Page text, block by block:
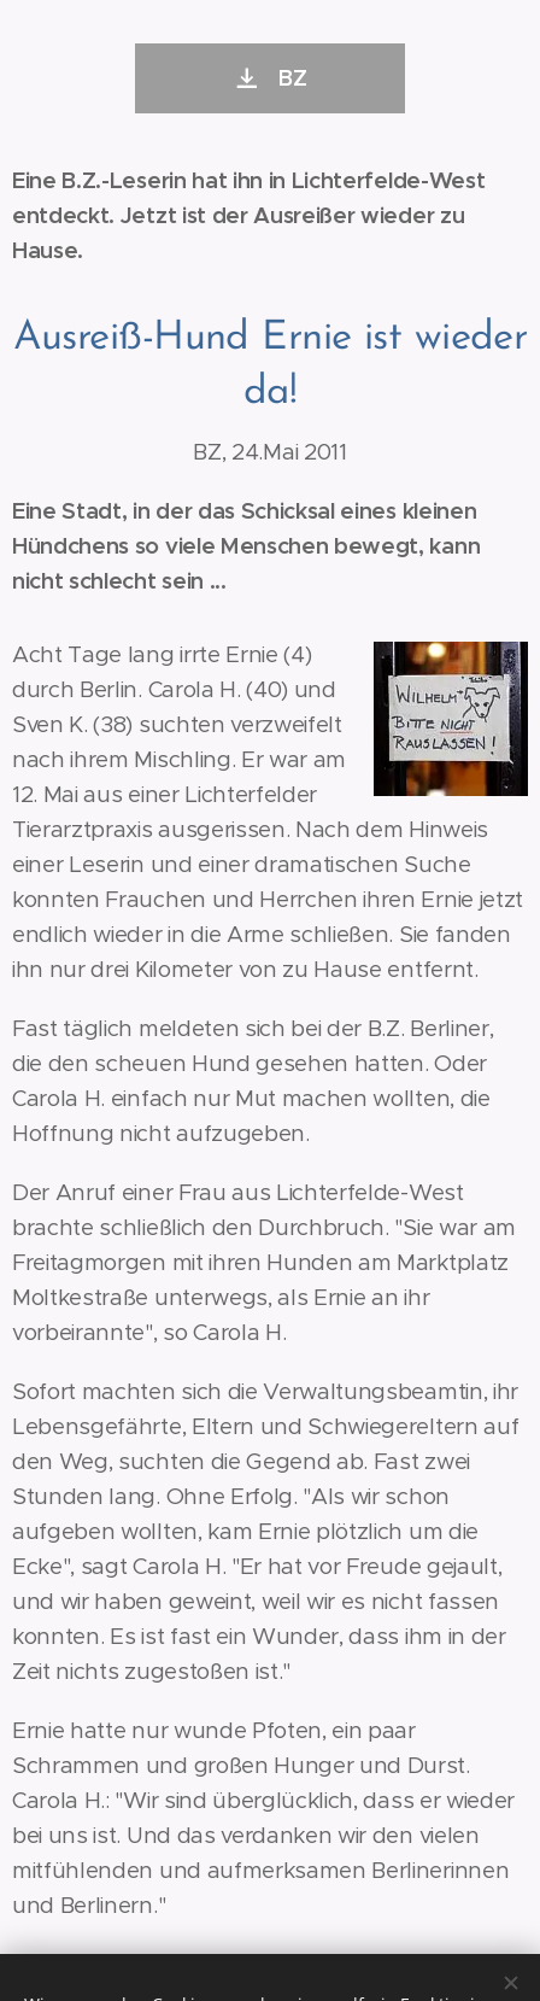
BZ
Eine B.Z.-Leserin hat ihn in Lichterfelde-West
entdeckt. Jetzt ist der Ausreißer wieder zu
Hause.
Ausreiß-Hund Ernie ist wieder
da!
BZ, 24.Mai 2011
Eine Stadt, in der das Schicksal eines kleinen
Hündchens so viele Menschen bewegt, kann
nicht schlecht sein ...
Acht Tage lang irrte Ernie (4)
durch Berlin. Carola H. (40) und
Sven K. (38) suchten verzweifelt
nach ihrem Mischling. Er war am
12. Mai aus einer Lichterfelder
Tierarztpraxis ausgerissen. Nach dem Hinweis
einer Leserin und einer dramatischen Suche
konnten Frauchen und Herrchen ihren Ernie jetzt
endlich wieder in die Arme schließen. Sie fanden
ihn nur drei Kilometer von zu Hause entfernt.
Fast täglich meldeten sich bei der B.Z. Berliner,
die den scheuen Hund gesehen hatten. Oder
Carola H. einfach nur Mut machen wollten, die
Hoffnung nicht aufzugeben.
Der Anruf einer Frau aus Lichterfelde-West
brachte schließlich den Durchbruch. "Sie war am
Freitagmorgen mit ihren Hunden am Marktplatz
Moltkestraße unterwegs, als Ernie an ihr
vorbeirannte", so Carola H.
Sofort machten sich die Verwaltungsbeamtin, ihr
Lebensgefährte, Eltern und Schwiegereltern auf
den Weg, suchten die Gegend ab. Fast zwei
Stunden lang. Ohne Erfolg. "Als wir schon
aufgeben wollten, kam Ernie plötzlich um die
Ecke", sagt Carola H. "Er hat vor Freude gejault,
und wir haben geweint, weil wir es nicht fassen
konnten. Es ist fast ein Wunder, dass ihm in der
Zeit nichts zugestoßen ist."
Ernie hatte nur wunde Pfoten, ein paar
Schrammen und großen Hunger und Durst.
Carola H.: "Wir sind überglücklich, dass er wieder
bei uns ist. Und das verdanken wir den vielen
mitfühlenden und aufmerksamen Berlinerinnen
und Berlinern."